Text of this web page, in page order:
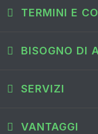
TERMINI E
BISOGNO DI
SERVIZI
VANTAGGI